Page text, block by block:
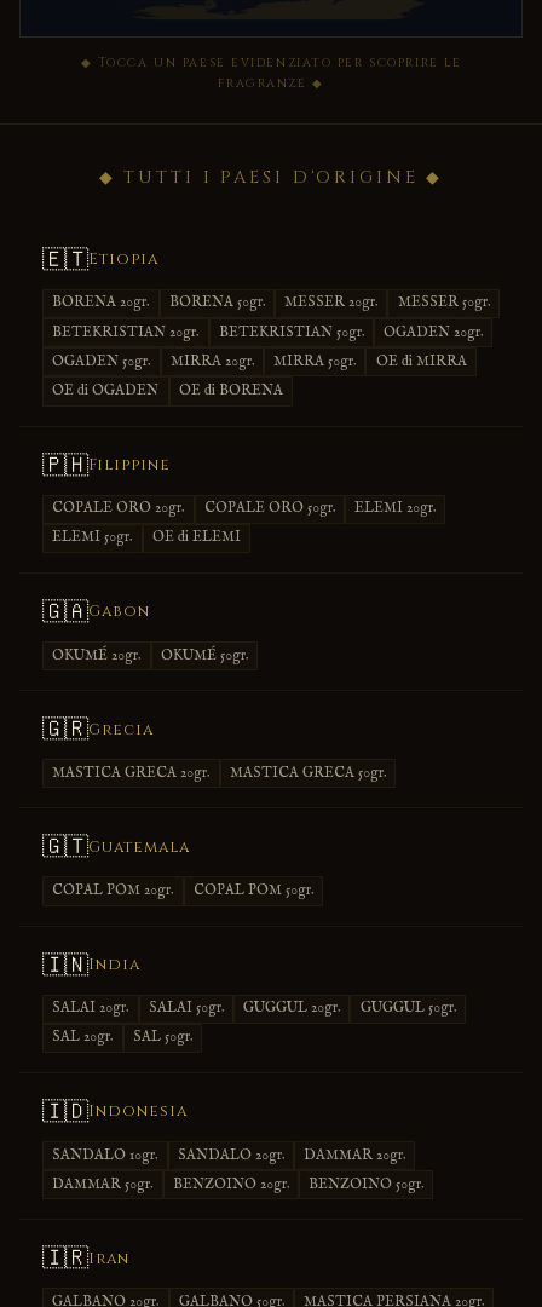
◆ Tocca un paese evidenziato per scoprire le
fragranze ◆
◆ TUTTI I PAESI D'ORIGINE ◆
🇪🇹Etiopia
BORENA 20gr. BORENA 50gr. MESSER 20gr.
MESSER 50gr.
BETEKRISTIAN 20gr.
BETEKRISTIAN 50gr.
OGADEN 20gr.
OGADEN 50gr.
MIRRA 20gr. MIRRA 50gr.
OE di MIRRA
OE di OGADEN
OE di BORENA
🇵🇭Filippine
COPALE ORO 20gr. COPALE ORO 50gr.
ELEMI 20gr.
ELEMI 50gr.
OE di ELEMI
🇬🇦Gabon
OKUMÉ 20gr. OKUMÉ 50gr.
🇬🇷Grecia
MASTICA GRECA 20gr. MASTICA GRECA 50gr.
🇬🇹Guatemala
COPAL POM 20gr. COPAL POM 50gr.
🇮🇳India
SALAI 20gr. SALAI 50gr. GUGGUL 20gr.
GUGGUL 50gr.
SAL 20gr.
SAL 50gr.
🇮🇩Indonesia
SANDALO 10gr. SANDALO 20gr.
DAMMAR 20gr.
DAMMAR 50gr.
BENZOINO 20gr. BENZOINO 50gr.
🇮🇷Iran
GALBANO 20gr. GALBANO 50gr.
MASTICA PERSIANA 20gr.